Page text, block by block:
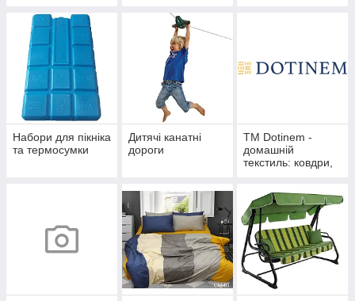
Набори для пікніка
та термосумки
Дитячі канатні
дороги
TM Dotinem -
домашній
текстиль: ковдри,